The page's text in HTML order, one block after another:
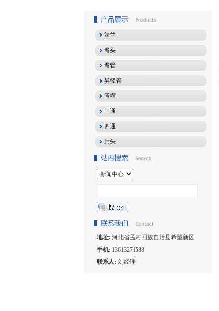
法兰
弯头
弯管
异径管
管帽
三通
四通
封头
地址: 河北省孟村回族自治县希望新区
手机: 13613271588
联系人: 刘经理